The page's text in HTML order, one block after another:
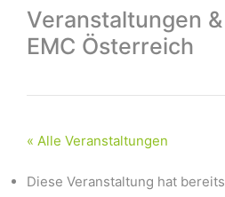
Veranstaltungen
EMC Österreich
« Alle Veranstaltungen
Diese Veranstaltung hat